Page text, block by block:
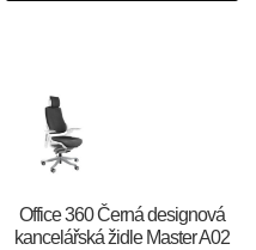
Office 360 Černá designová
kancelářská židle Master A02